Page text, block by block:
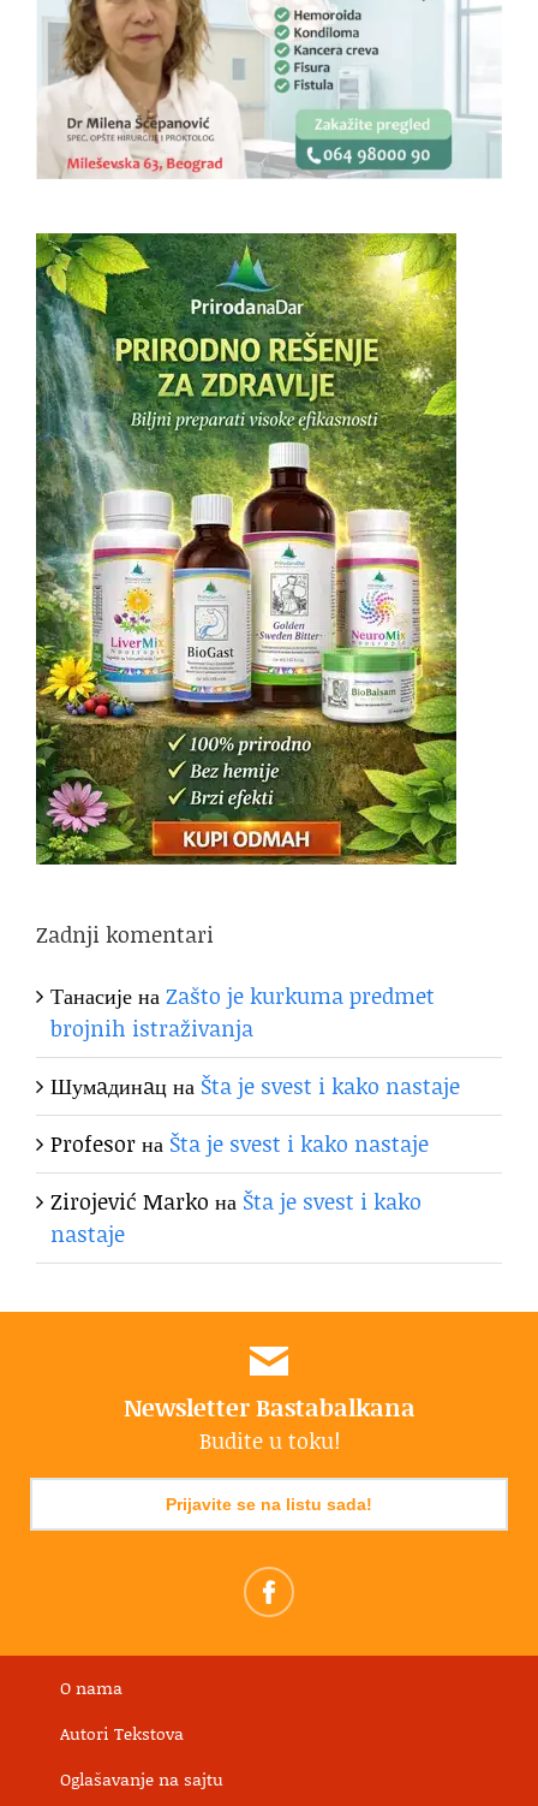
Zadnji komentari
ТанасијенаZašto je kurkuma predmet
brojnih istraživanja
Шумaдинaцна Šta je svest i kako nastaje
Profesorна Šta je svest i kako nastaje
Zirojević Marko на Šta je svest i kako
nastaje
Newsletter Bastabalkana
Budite u toku!
Prijavite se na listu sada!
O nama
Autori Tekstova
Oglašavanje na sajtu